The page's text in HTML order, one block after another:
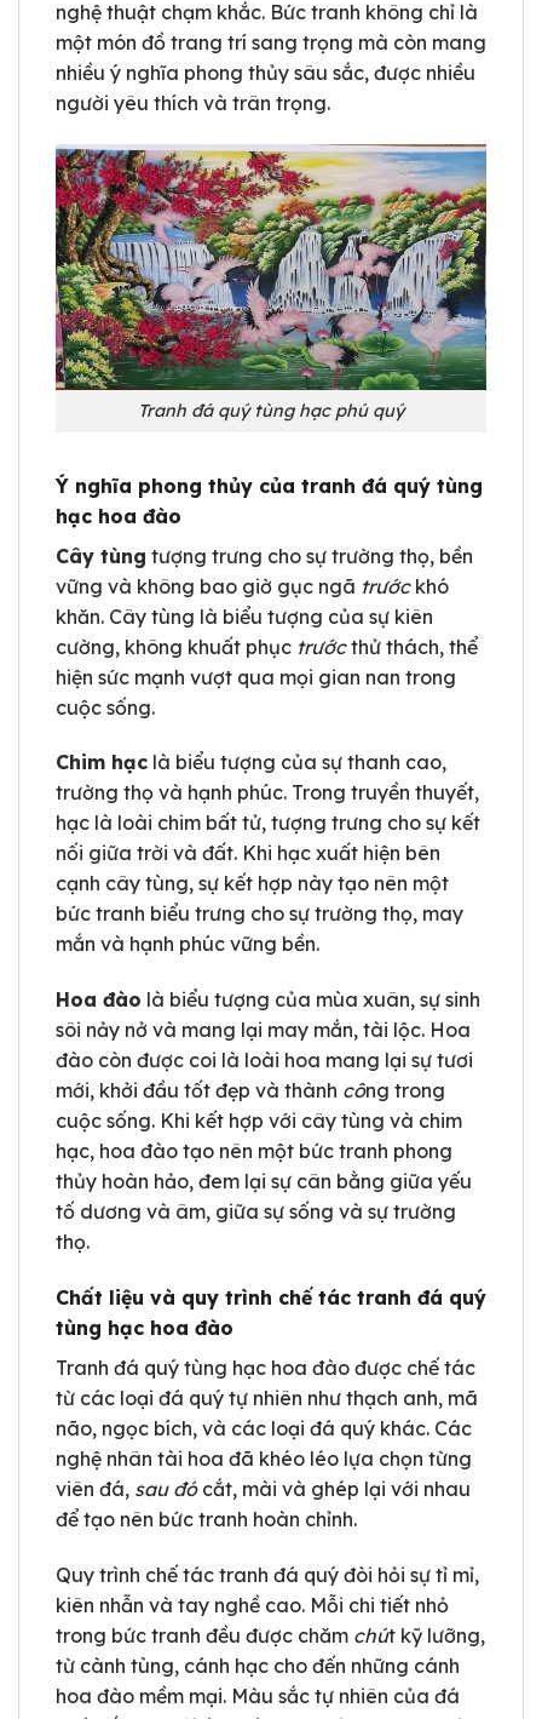
nghệ thuật chạm khắc. Bức tranh không chỉ là
một món đồ trang trí sang trọng mà còn mang
nhiều ý nghĩa phong thủy sâu sắc, được nhiều
người yêu thích và trân trọng.
Tranh đá quý tùng hạc phú quý
Ý nghĩa phong thủy của tranh đá quý tùng
hạc hoa đào
Cây tùng tượng trưng cho sự trường thọ, bền
vững và không bao giờ gục ngã trước khó
khăn. Cây tùng là biểu tượng của sự kiên
cường, không khuất phục trướcthử thách, thể
hiện sức mạnh vượt qua mọi gian nan trong
cuộc sống.
Chim hạc là biểu tượng của sự thanh cao,
trường thọ và hạnh phúc. Trong truyền thuyết,
hạc là loài chim bất tử, tượng trưng cho sự kết
nối giữa trời và đất. Khi hạc xuất hiện bên
cạnh cây tùng, sự kết hợp này tạo nên một
bức tranh biểu trưng cho sự trường thọ, may
mắn và hạnh phúc vững bền.
Hoa đào là biểu tượng của mùa xuân, sự sinh
sôi nảy nở và mang lại may mắn, tài lộc. Hoa
đào còn được coi là loài hoa mang lại sự tươi
mới, khởi đầu tốt đẹp và thành công trong
cuộc sống. Khi kết hợp với cây tùng và chim
hạc, hoa đào tạo nên một bức tranh phong
thủy hoàn hảo, đem lại sự cân bằng giữa yếu
tố dương và âm, giữa sự sống và sự trường
thọ.
Chất liệu và quy trình chế tác tranh đá quý
tùng hạc hoa đào
Tranh đá quý tùng hạc hoa đào được chế tác
từ các loại đá quý tự nhiên như thạch anh, mã
não, ngọc bích, và các loại đá quý khác. Các
nghệ nhân tài hoa đã khéo léo lựa chọn từng
viên đá, sau đó cắt, mài và ghép lại với nhau
để tạo nên bức tranh hoàn chỉnh.
Quy trình chế tác tranh đá quý đòi hỏi sự tỉ mỉ,
kiên nhẫn và tay nghề cao. Mỗi chi tiết nhỏ
trong bức tranh đều được chăm chút kỹ lưỡng,
từ cành tùng, cánh hạc cho đến những cánh
hoa đào mềm mại. Màu sắc tự nhiên của đá